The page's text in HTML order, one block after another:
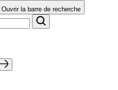
Ouvrir la barre de recherche